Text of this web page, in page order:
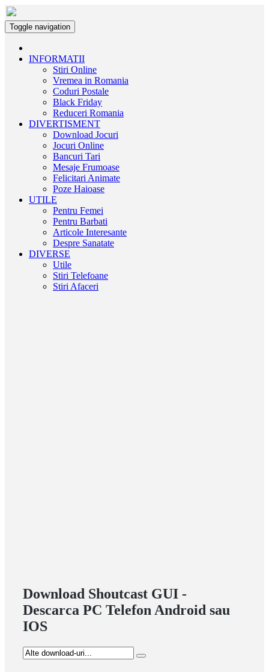
Toggle navigation
INFORMATII
Stiri Online
Vremea in Romania
Coduri Postale
Black Friday
Reduceri Romania
DIVERTISMENT
Download Jocuri
Jocuri Online
Bancuri Tari
Mesaje Frumoase
Felicitari Animate
Poze Haioase
UTILE
Pentru Femei
Pentru Barbati
Articole Interesante
Despre Sanatate
DIVERSE
Utile
Stiri Telefoane
Stiri Afaceri
Download Shoutcast GUI -
Descarca PC Telefon Android sau
IOS